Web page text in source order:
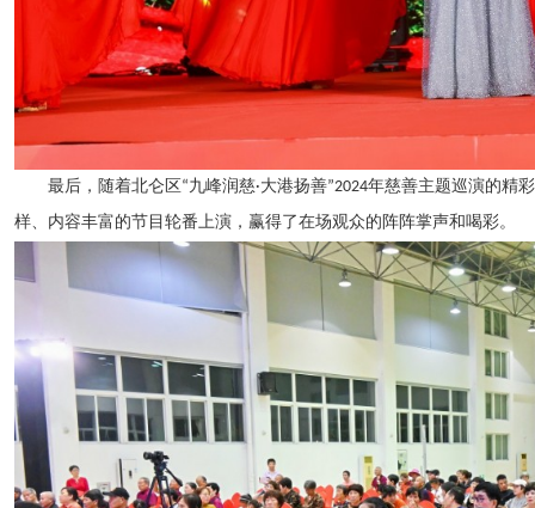
最后，随着北仑区“九峰润慈·大港扬善”2024年慈善主题巡演的精
样、内容丰富的节目轮番上演，赢得了在场观众的阵阵掌声和喝彩。